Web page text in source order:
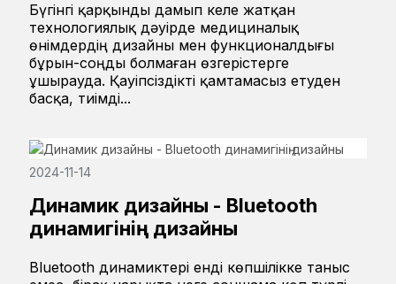
Бүгінгі қарқынды дамып келе жатқан
технологиялық дәуірде медициналық
өнімдердің дизайны мен функционалдығы
бұрын-соңды болмаған өзгерістерге
ұшырауда. Қауіпсіздікті қамтамасыз етуден
басқа, тиімді...
2024-11-14
Динамик дизайны - Bluetooth
динамигінің дизайны
Bluetooth динамиктері енді көпшілікке таныс